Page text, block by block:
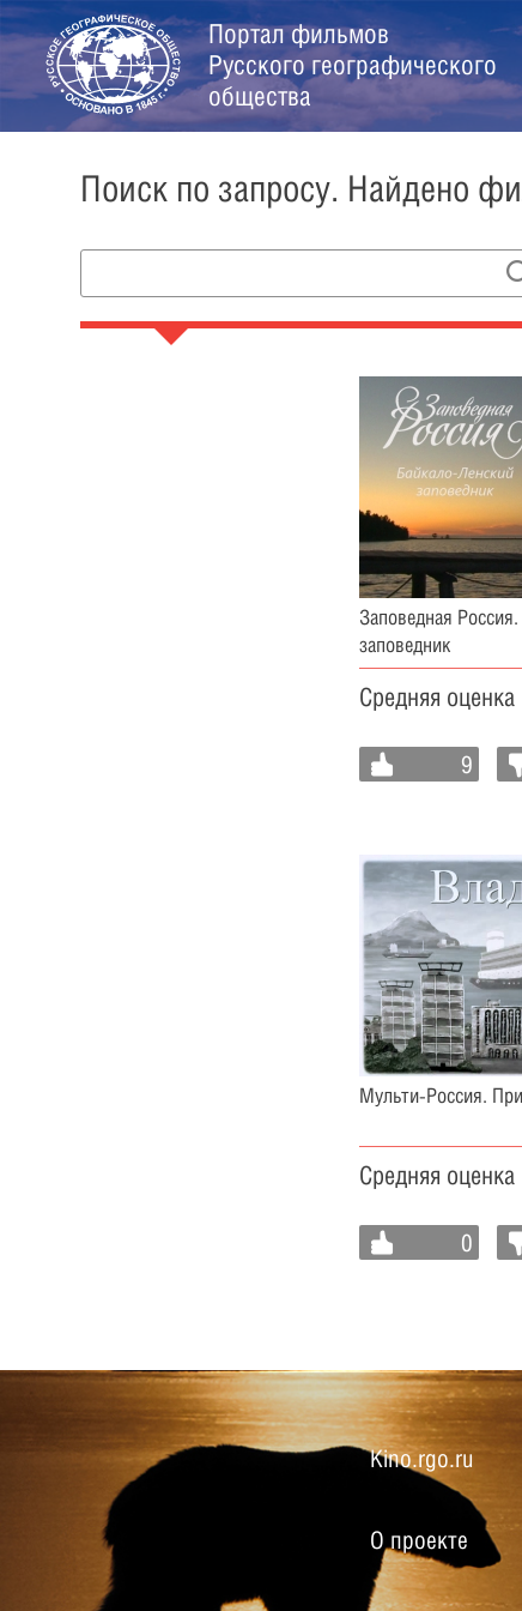
Портал фильмов
Русского географического
общества
Поиск по запросу. Найдено
Заповедная
заповедник
Средняя оценка
9
Мульти-Россия.
Средняя оценка
0
Kino.rgo.ru
О проекте